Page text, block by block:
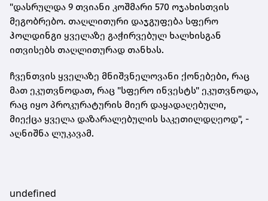
"დასრულდა 9 თვიანი კოშმარი 570 ოჯახისთვის
მეგობრებო. თაღლითური დაჯგუფება სფერო
ჰოლდინგი ყველაზე გაჭირვებულ ხალხისგან
ითვისებს თაღლითურად თანხას.
ჩვენთვის ყველაზე მნიშვნელოვანი ქონებები, რაც
მათ ეკუთვნოდათ, რაც "სფერო ინვესტს" ეკუთვნოდა,
რაც იყო პროკურატურის მიერ დაყადაღებული,
მიექცა ყველა დაზარალებულის საკეთილდღეოდ", -
აღნიშნა ლუკავამ.
undefined